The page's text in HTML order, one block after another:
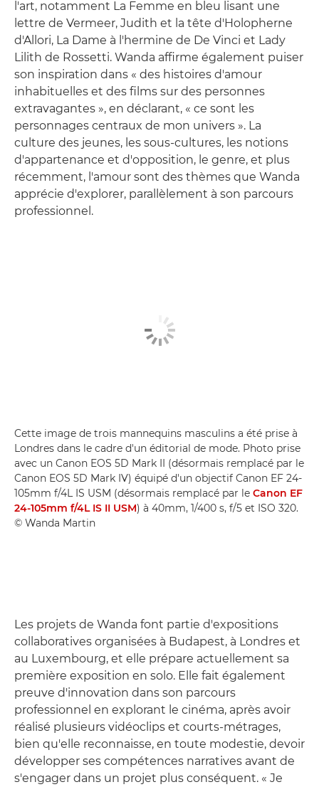
l'art, notamment La Femme en bleu lisant une
lettre de Vermeer, Judith et la tête d'Holopherne
d'Allori, La Dame à l'hermine de De Vinci et Lady
Lilith de Rossetti. Wanda affirme également puiser
son inspiration dans « des histoires d'amour
inhabituelles et des films sur des personnes
extravagantes », en déclarant, « ce sont les
personnages centraux de mon univers ». La
culture des jeunes, les sous-cultures, les notions
d'appartenance et d'opposition, le genre, et plus
récemment, l'amour sont des thèmes que Wanda
apprécie d'explorer, parallèlement à son parcours
professionnel.
Cette image de trois mannequins masculins a été prise à
Londres dans le cadre d'un éditorial de mode. Photo prise
avec un Canon EOS 5D Mark II (désormais remplacé par le
Canon EOS 5D Mark IV) équipé d'un objectif Canon EF 24-
105mm f/4L IS USM (désormais remplacé par le Canon EF
24-105mm f/4L IS II USM) à 40mm, 1/400 s, f/5 et ISO 320.
© Wanda Martin
Les projets de Wanda font partie d'expositions
collaboratives organisées à Budapest, à Londres et
au Luxembourg, et elle prépare actuellement sa
première exposition en solo. Elle fait également
preuve d'innovation dans son parcours
professionnel en explorant le cinéma, après avoir
réalisé plusieurs vidéoclips et courts-métrages,
bien qu'elle reconnaisse, en toute modestie, devoir
développer ses compétences narratives avant de
s'engager dans un projet plus conséquent. « Je